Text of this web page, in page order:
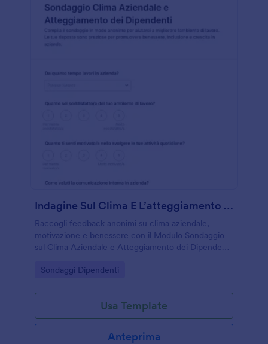
Indagine Sul Clima E L’atteggiamento Dei Dipendenti Survey
Raccogli feedback anonimi su clima aziendale,
motivazione e benessere con il Modulo Sondaggio
sul Clima Aziendale e Atteggiamento dei Dipendenti
personale che vogliono migliorare l’esperienza di
Go to Category:
Sondaggi Dipendenti
Usa Template
Anteprima